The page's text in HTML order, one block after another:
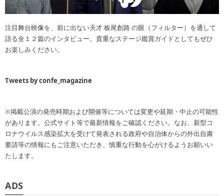
注目舞台映像を、前に出ない天才 板尾創路 の眼（フィルター）を通して
語る全１２篇のインタビュー。貴重なステージ鑑賞ガイドとしてもぜひ
お楽しみください。
Tweets by confe_magazine
※掲載公演の発売時期および開催等については変更や延期・中止の可能性
があります。公式サイト等で最新情報をご確認ください。なお、新型コ
ロナウイルス感染拡大を受けて発表される政府や自治体からの外出自粛
要請等の情報にもご注意いただき、慎重な行動を心がけるようお願いい
たします。
ADS